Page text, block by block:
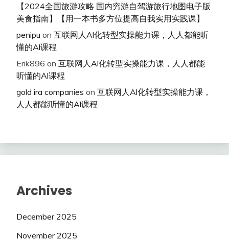
【2024全国旅游攻略 国内穷游自驾游旅行地图电子版
美食指南】【用一本书多方位提高自我实用实践课】
penipu on 互联网人Al化转型实操能力课，人人都能听
懂的Al课程
Erik896 on 互联网人Al化转型实操能力课，人人都能
听懂的Al课程
gold ira companies on 互联网人Al化转型实操能力课，
人人都能听懂的Al课程
Archives
December 2025
November 2025